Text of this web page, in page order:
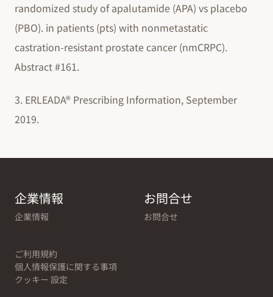
randomized study of apalutamide (APA) vs placebo
(PBO). in patients (pts) with nonmetastatic
castration-resistant prostate cancer (nmCRPC).
Abstract #161.
3. ERLEADA® Prescribing Information, September
2019.
企業情報
企業情報
お問合せ
お問合せ
ご利用規約
個人情報保護に関する事項
クッキー 設定